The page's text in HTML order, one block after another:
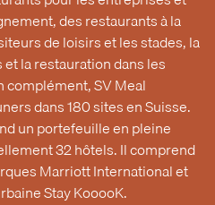
des restaurants à la
de loisirs et les stades, la
la restauration dans les
complément, SV Meal
dans 180 sites en Suisse.
un portefeuille en pleine
32 hôtels. Il comprend
Marriott International et
Stay KooooK.